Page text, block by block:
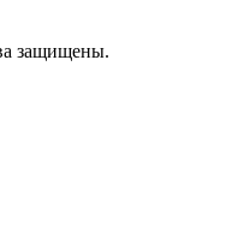
защищены.